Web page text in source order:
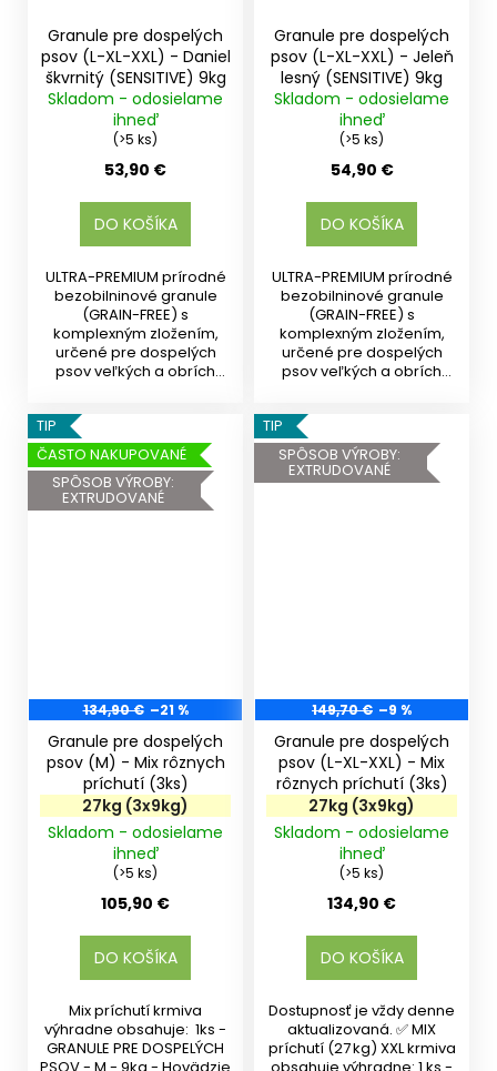
Granule pre dospelých
psov (L-XL-XXL) - Daniel
škvrnitý (SENSITIVE) 9kg
Skladom - odosielame
ihneď
(>5 ks)
53,90 €
DO KOŠÍKA
ULTRA-PREMIUM prírodné
bezobilninové granule
(GRAIN-FREE) s
komplexným zložením,
určené pre dospelých
psov veľkých a obrích
Granule pre dospelých
psov (L-XL-XXL) - Jeleň
lesný (SENSITIVE) 9kg
Skladom - odosielame
ihneď
(>5 ks)
54,90 €
DO KOŠÍKA
ULTRA-PREMIUM prírodné
bezobilninové granule
(GRAIN-FREE) s
komplexným zložením,
určené pre dospelých
psov veľkých a obrích
TIP
ČASTO NAKUPOVANÉ
SPÔSOB VÝROBY:
EXTRUDOVANÉ
134,90 € –21 %
Granule pre dospelých
psov (M) - Mix rôznych
27kg (3x9kg)
Skladom - odosielame
ihneď
(>5 ks)
105,90 €
DO KOŠÍKA
Mix príchutí krmiva
výhradne obsahuje: 1ks -
GRANULE PRE DOSPELÝCH
TIP
SPÔSOB VÝROBY:
EXTRUDOVANÉ
149,70 € –9 %
Granule pre dospelých
psov (L-XL-XXL) - Mix
27kg (3x9kg)
Skladom - odosielame
ihneď
(>5 ks)
134,90 €
DO KOŠÍKA
Dostupnosť je vždy denne
aktualizovaná. ✅ MIX
príchutí (27 kg) XXL krmiva